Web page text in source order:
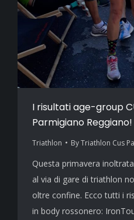
I risultati age-group
Parmigiano Reggiano!
Triathlon ByTriathlon Cus
Questa primavera
al via di gare di triathlon
oltre confine. Ecco tutti i
in body rossonero: